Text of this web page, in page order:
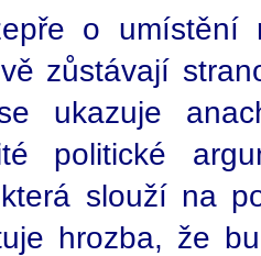
o umístění
zůstávají
ukazuje
politické
slouží na
hrozba, že